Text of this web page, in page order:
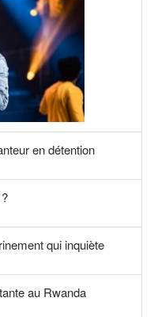
en détention
qui inquiète
au Rwanda